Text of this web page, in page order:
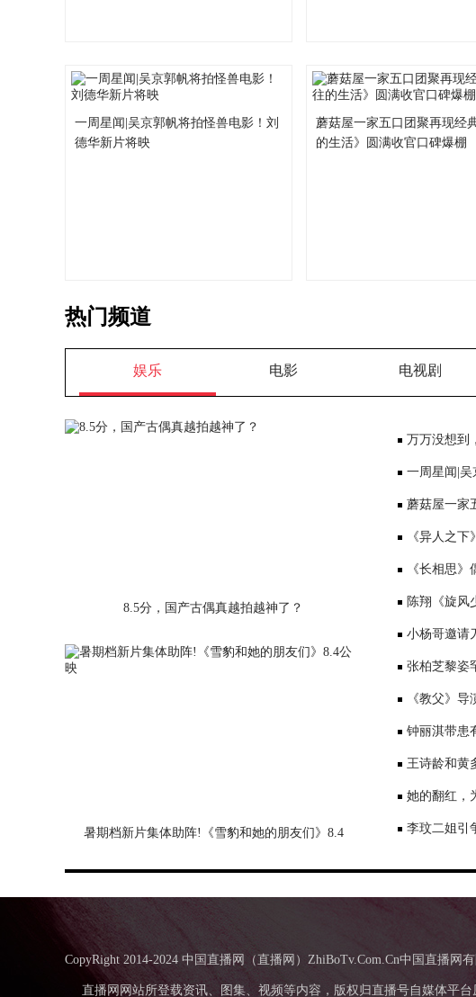
一周星闻|吴京郭帆将拍怪兽电影！刘
德华新片将映
蘑菇屋一家五口团聚再现经
的生活》圆满收官口碑爆棚
热门频道
娱乐 电影 电视剧
8.5分，国产古偶真越拍越神了？
暑期档新片集体助阵!《雪豹和她的朋友们》8.4
万万没想到
让我刮目相看
一周星闻|
片将映
蘑菇屋一家
活》圆满收
《异人之
想象中的那么
《长相思
柳，毁了九
陈翔《旋风
作，已悄悄转
小杨哥邀请
噬？刀郎媳
张柏芝黎姿
一个穿千鸟
《教父》
利！
钟丽淇带患
好，曾被预
王诗龄和黄
较，网友：
她的翻红，
李玟二姐引
CopyRight 2014-2024 中国直播网（直播网）ZhiBoTv.Com.Cn中国直播
直播网网站所登载资讯、图集、视频等内容，版权归直播号自媒体平